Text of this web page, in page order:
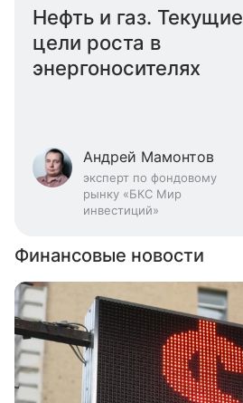
Нефть и газ. Текущие
цели роста в
энергоносителях
Андрей Мамонтов
эксперт по фондовому
рынку «БКС Мир
инвестиций»
Финансовые новости